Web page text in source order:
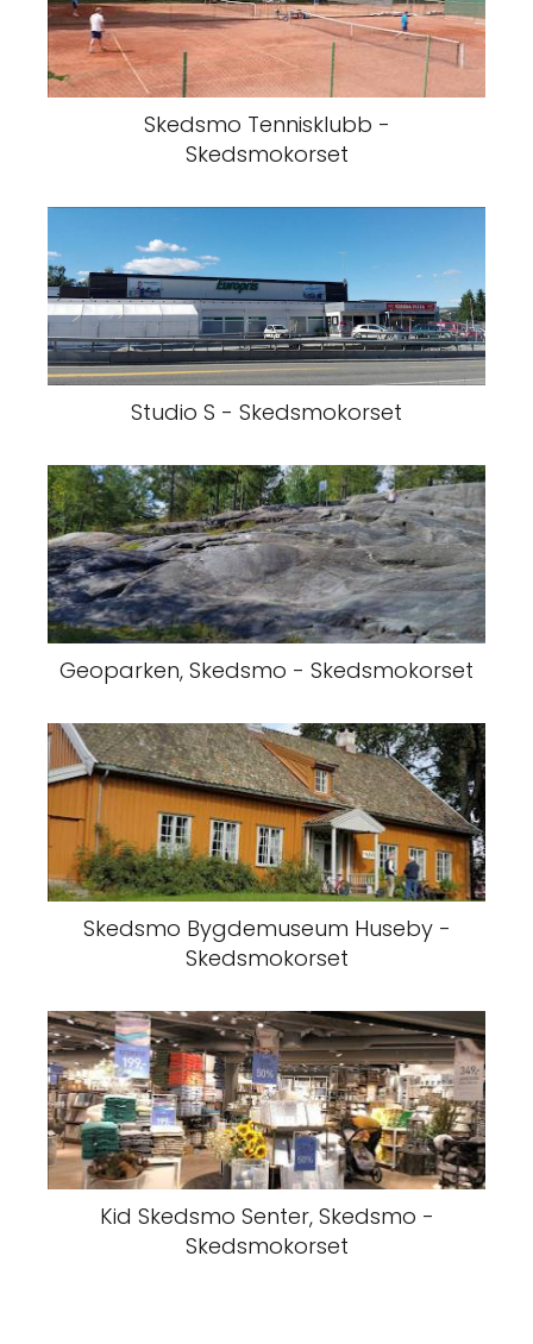
Skedsmo Tennisklubb -
Skedsmokorset
Studio S - Skedsmokorset
Geoparken, Skedsmo - Skedsmokorset
Skedsmo Bygdemuseum Huseby -
Skedsmokorset
Kid Skedsmo Senter, Skedsmo -
Skedsmokorset